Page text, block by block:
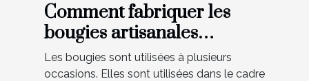
Comment fabriquer les
bougies artisanales
parfumées ?
Les bougies sont utilisées à plusieurs
occasions. Elles sont utilisées dans le cadre